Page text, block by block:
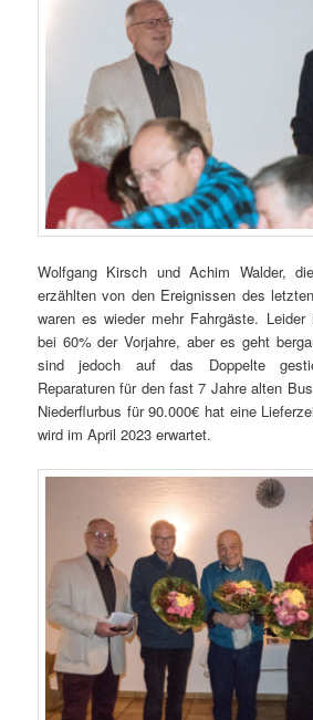
Wolfgang Kirsch und Achim Walder,
erzählten von den Ereignissen des
waren es wieder mehr Fahrgäste.
bei 60% der Vorjahre, aber es geht
sind jedoch auf das Doppelte
Reparaturen für den fast 7 Jahre alten
Niederflurbus für 90.000€ hat eine
wird im April 2023 erwartet.